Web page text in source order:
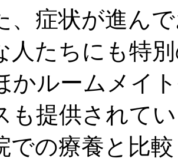
症状が進んで
人たちにも特
かルームメイ
も提供されて
の療養と比